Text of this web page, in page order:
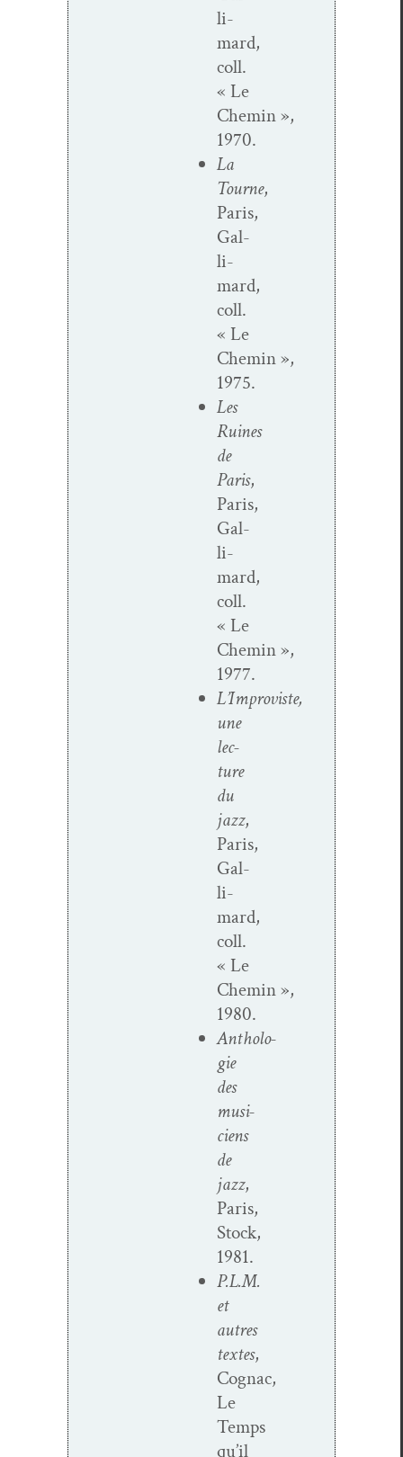
li­
mard,
coll.
« Le
Chemin »,
1970.
La
Tourne,
Paris,
Gal­
li­
mard,
coll.
« Le
Chemin »,
1975.
Les
Ruines
de
Paris,
Paris,
Gal­
li­
mard,
coll.
« Le
Chemin »,
1977.
L’Improviste,
une
lec­
ture
du
jazz,
Paris,
Gal­
li­
mard,
coll.
« Le
Chemin »,
1980.
Antholo­
gie
des
musi­
ciens
de
jazz,
Paris,
Stock,
1981.
P.L.M.
et
autres
textes,
Cognac,
Le
Temps
qu’il